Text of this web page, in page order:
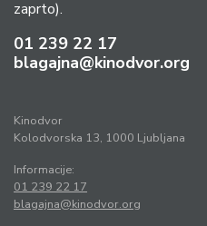
zaprto).
01 239 22 17
blagajna@kinodvor.org
Kinodvor
Kolodvorska 13, 1000 Ljubljana
Informacije:
01 239 22 17
blagajna@kinodvor.org